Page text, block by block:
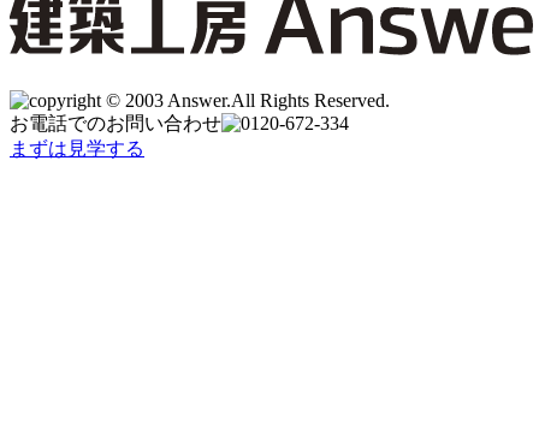
お電話でのお問い合わせ
まずは見学する